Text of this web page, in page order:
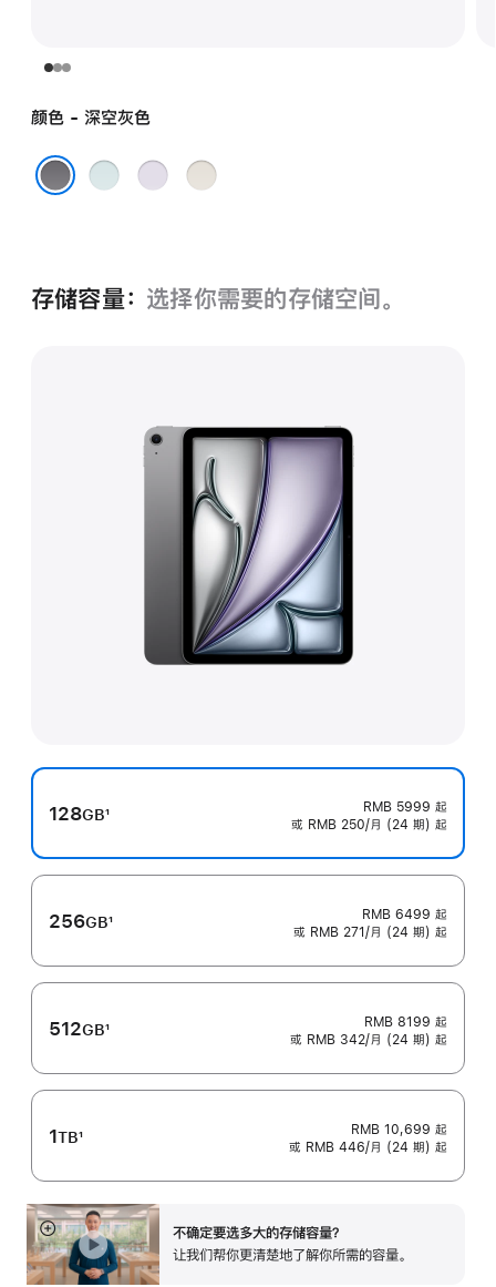
颜色 - 深空灰色
蓝
紫
星
存储容量： 选择你需要的存储空间。
128GB
注
1
RMB 5999 起
或 RMB 250/月 (24 期) 起
256GB
注
1
RMB 6499 起
或 RMB 271/月 (24 期) 起
512GB
注
1
RMB 8199 起
或 RMB 342/月 (24 期) 起
1TB
注
1
RMB 10,699 起
或 RMB 446/月 (24 期) 起
不确定要选多大的存储容⁠量？
让我们帮你更清楚地了解你所需的容量。
展
开